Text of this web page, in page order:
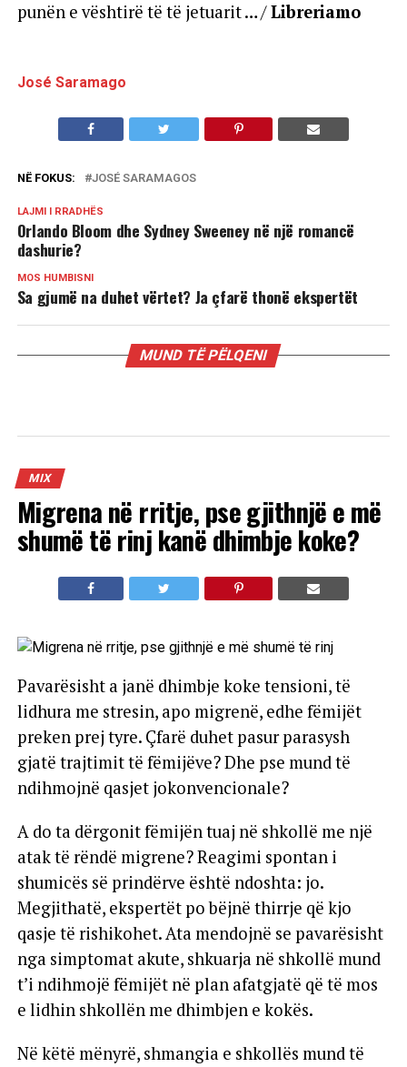
punën e vështirë të të jetuarit … /Libreriamo
José Saramago
NË FOKUS: JOSÉ SARAMAGOS
LAJMI I RRADHËS
Orlando Bloom dhe Sydney Sweeney në një romancë
dashurie?
MOS HUMBISNI
Sa gjumë na duhet vërtet? Ja çfarë thonë ekspertët
MUND TË PËLQENI
MIX
Migrena në rritje, pse gjithnjë e më
shumë të rinj kanë dhimbje koke?
Pavarësisht a janë dhimbje koke tensioni, të
lidhura me stresin, apo migrenë, edhe fëmijët
preken prej tyre. Çfarë duhet pasur parasysh
gjatë trajtimit të fëmijëve? Dhe pse mund të
ndihmojnë qasjet jokonvencionale?
A do ta dërgonit fëmijën tuaj në shkollë me një
atak të rëndë migrene? Reagimi spontan i
shumicës së prindërve është ndoshta: jo.
Megjithatë, ekspertët po bëjnë thirrje që kjo
qasje të rishikohet. Ata mendojnë se pavarësisht
nga simptomat akute, shkuarja në shkollë mund
t’i ndihmojë fëmijët në plan afatgjatë që të mos
e lidhin shkollën me dhimbjen e kokës.
Në këtë mënyrë, shmangia e shkollës mund të